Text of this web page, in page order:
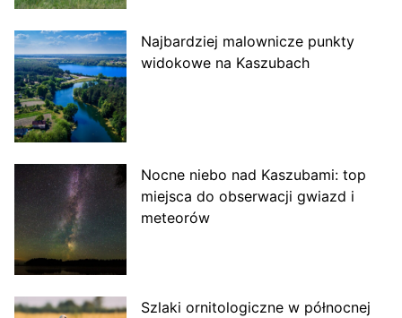
Najbardziej malownicze punkty
widokowe na Kaszubach
Nocne niebo nad Kaszubami: top
miejsca do obserwacji gwiazd i
meteorów
Szlaki ornitologiczne w północnej